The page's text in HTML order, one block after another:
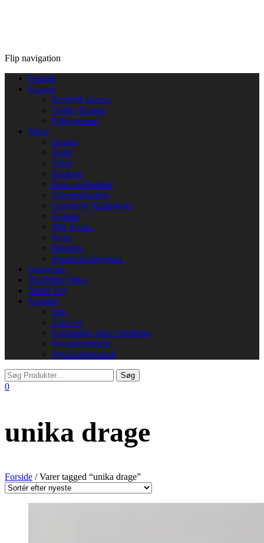
Flip navigation
Forside
Kursus
Keramik kursus
Online Kursus
Polterarbend
Shop
Drager
Øgler
Vaser
Krukker
Krus og Kopper
Vægdekoration
Gavekort/ Klippekort
Kursus
Min Konto
Kurv
Betaling
Handelsbetingelser
Instagram
YouTube Video
28181360
Kontakt
Info
Find vej
Forhandler liste/ Udstilling
Privatlivspolitik
Persondatapolitik
0
unika drage
Forside / Varer tagged “unika drage”